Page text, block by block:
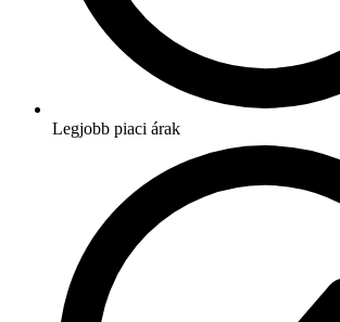
Legjobb piaci árak